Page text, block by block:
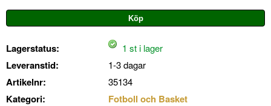
Lagerstatus: 1 st i lager
Leveranstid: 1-3 dagar
Artikelnr: 35134
Kategori:
Fotboll och Basket